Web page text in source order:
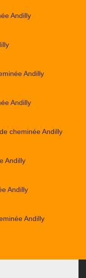
Andilly
Andilly
Andilly
cheminée Andilly
Andilly
Andilly
Andilly